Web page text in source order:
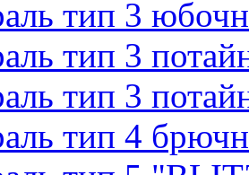
тип 3
тип 3
тип 3
тип 4